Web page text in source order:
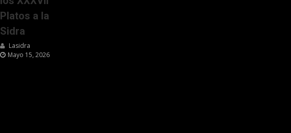
Platos a la
Sidra
Lasidra
Mayo 15, 2026